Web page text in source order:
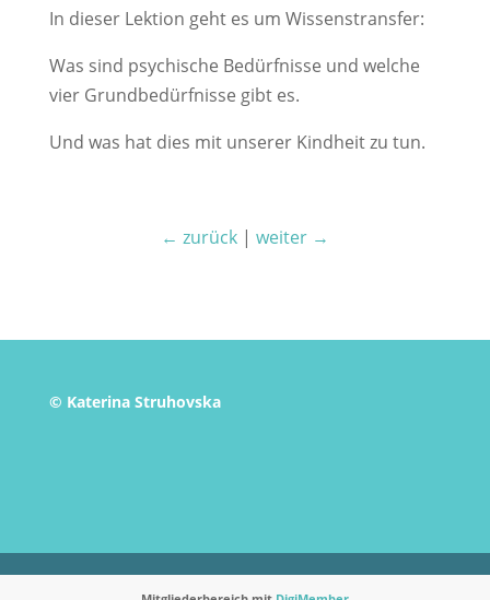
In dieser Lektion geht es um Wissenstransfer:
Was sind psychische Bedürfnisse und welche
vier Grundbedürfnisse gibt es.
Und was hat dies mit unserer Kindheit zu tun.
← zurück| weiter →
© Katerina Struhovska